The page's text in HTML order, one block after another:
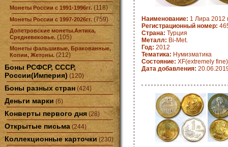
Монеты России с 1991-1996гг. (118)
Монеты России с 1997-2026гг. (759)
Допетровские монеты.Антика,
Средневековье. (105)
Монеты фальшивые, Бракованные,
Копии, Жетоны. (212)
Боны РСФСР, СССР,
России(Империя) (120)
Боны разных стран (424)
Деньги марки (6)
Конверты первого дня (28)
Открытые письма (244)
Коллекционные карточки (230)
Наименование: 1 Лира 2012
Регистрационный номер:
Страна: Турция
Металл: Bi-Met.
Год: 2012
Тематика: Нумизматика
Состояние: XF(extremely fine)
Дата добавления: